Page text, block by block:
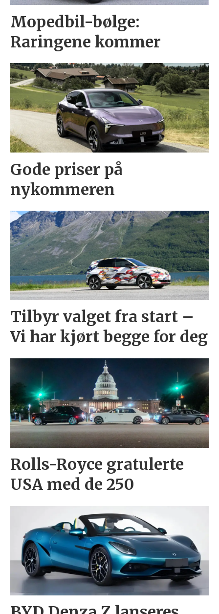
Mopedbil-bølge:
Raringene kommer
Gode priser på
nykommeren
Tilbyr valget fra start –
Vi har kjørt begge for deg
Rolls-Royce gratulerte
USA med de 250